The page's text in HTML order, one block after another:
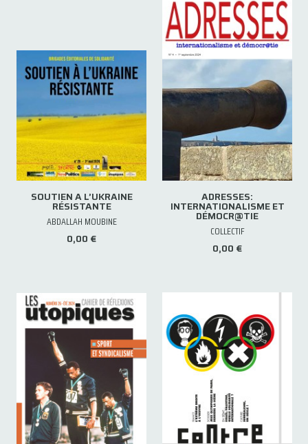
SOUTIEN A L’UKRAINE
RÉSISTANTE
ABDALLAH MOUBINE
0,00 €
ADRESSES:
INTERNATIONALISME ET
DÉMOCR@TIE
COLLECTIF
0,00 €